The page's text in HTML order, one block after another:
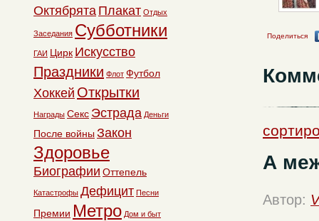
Поделиться
А
Автор:
Октябрята Плакат Отдых
Заседания Субботники
ГАИ Цирк Искусство
Праздники Флот Футбол
Хоккей Открытки
Награды Секс Эстрада Деньги
После войны Закон
Здоровье
Биографии Оттепель
Катастрофы Дефицит Песни
Премии Метро Дом и быт